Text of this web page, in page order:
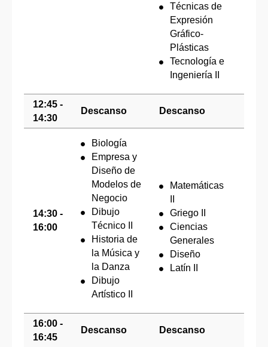
Técnicas de
Expresión
Gráfico-
Plásticas
Tecnología e
Ingeniería II
12:45 -
14:30
Descanso Descanso
14:30 -
16:00
Biología
Empresa y
Diseño de
Modelos de
Negocio
Dibujo
Técnico II
Historia de
la Música y
la Danza
Dibujo
Artístico II
Matemáticas
Griego II
Ciencias
Generales
Diseño
Latín II
16:00 -
16:45
Descanso Descanso